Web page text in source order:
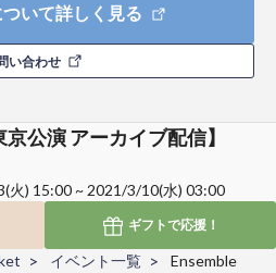
いて詳しく見る
い合わせ
公演 アーカイブ配信】
火) 15:00 ~ 2021/3/10(水) 03:00
ギフトで応援！
イベント一覧
Ensemble